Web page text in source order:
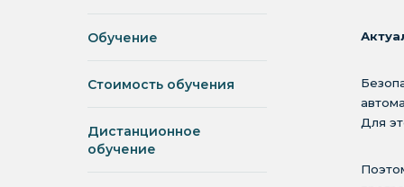
Обучение
Стоимость обучения
Дистанционное
обучение
Для